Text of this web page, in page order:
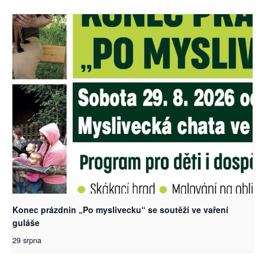
Konec prázdnin „Po myslivecku“ se soutěží ve vaření
guláše
29 srpna